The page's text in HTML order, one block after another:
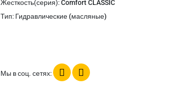
Жесткость(серия):Comfort CLASSIC
Тип: Гидравлические (масляные)
Мы в соц. сетях: